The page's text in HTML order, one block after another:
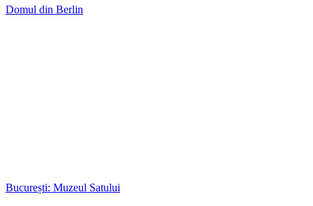
Domul din Berlin
București: Muzeul Satului